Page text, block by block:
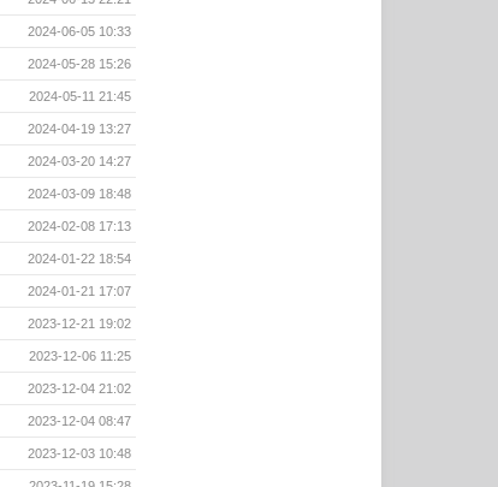
2024-06-05 10:33
2024-05-28 15:26
2024-05-11 21:45
2024-04-19 13:27
2024-03-20 14:27
2024-03-09 18:48
2024-02-08 17:13
2024-01-22 18:54
2024-01-21 17:07
2023-12-21 19:02
2023-12-06 11:25
2023-12-04 21:02
2023-12-04 08:47
2023-12-03 10:48